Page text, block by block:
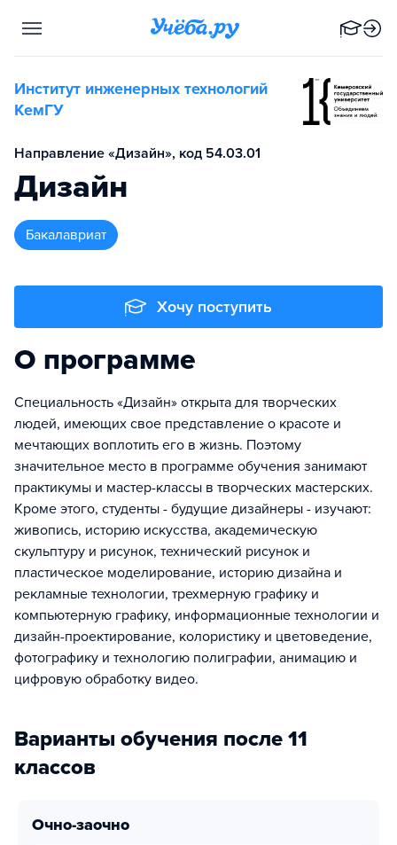
Институт инженерных технологий
КемГУ
Направление «Дизайн», код 54.03.01
Дизайн
бакалавриат
Хочу поступить
О программе
Специальность «Дизайн» открыта для творческих
людей, имеющих свое представление о красоте и
мечтающих воплотить его в жизнь. Поэтому
значительное место в программе обучения занимают
практикумы и мастер-классы в творческих мастерских.
Кроме этого, студенты - будущие дизайнеры - изучают:
живопись, историю искусства, академическую
скульптуру и рисунок, технический рисунок и
пластическое моделирование, историю дизайна и
рекламные технологии, трехмерную графику и
компьютерную графику, информационные технологии и
дизайн-проектирование, колористику и цветоведение,
фотографику и технологию полиграфии, анимацию и
цифровую обработку видео.
Варианты обучения после 11
классов
очно-заочно